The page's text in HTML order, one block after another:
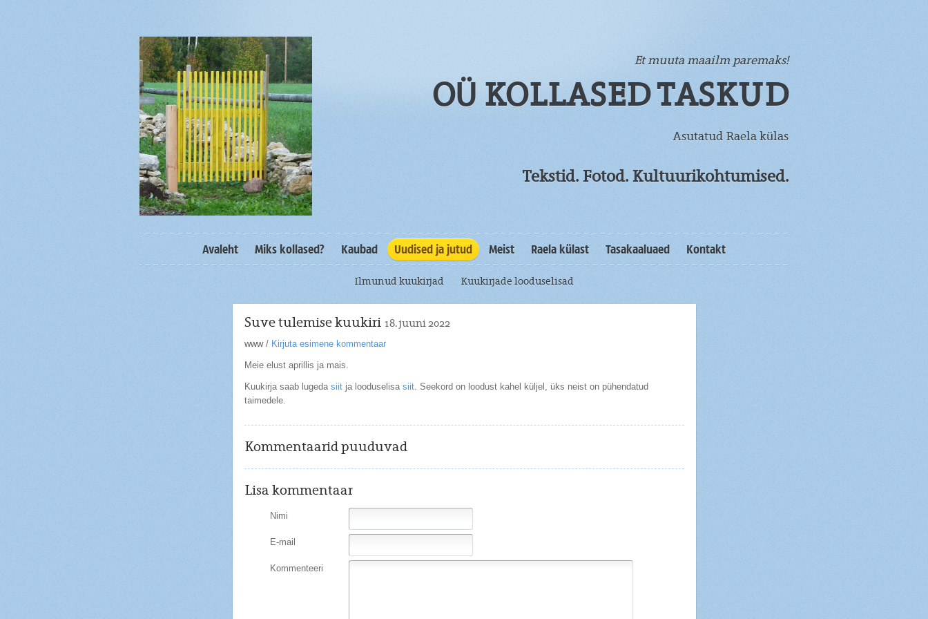
Et muuta maailm paremaks!
OÜ KOLLASED TASKUD
Asutatud Raela külas
Tekstid. Fotod. Kultuurikohtumised.
Avaleht Miks kollased? Kaubad Uudised ja jutud Meist Raela külast Tasakaaluaed Kontakt
Ilmunud kuukirjad Kuukirjade looduselisad
Suve tulemise kuukiri 18. juuni 2022
www/ Kirjuta esimene kommentaar
Meie elust aprillis ja mais.
Kuukirja saab lugeda siitja looduselisa siit. Seekord on loodust kahel küljel, üks neist on pühendatud
taimedele.
Kommentaarid puuduvad
Lisa kommentaar
Nimi
E-mail
Kommenteeri